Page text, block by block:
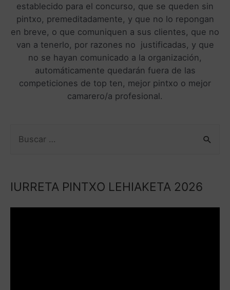
establecido para el concurso, que se queden sin
pintxo, premeditadamente, y que no lo repongan
en breve, o que comuniquen a sus clientes, que no
van a tenerlo, por razones no justificadas, y que
no se hayan comunicado a la organización,
automáticamente quedarán fuera de las
competiciones de top ten, mejor pintxo o mejor
camarero/a profesional.
IURRETA PINTXO LEHIAKETA 2026